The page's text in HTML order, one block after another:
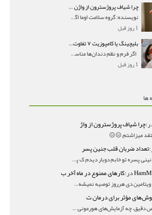
چرا شیاف پروژسترون از واژن بیرون می‌ریزد؟ میزان جذب و زمان صحیح مصرف
نویسنده: گروه سلامت اوما اگر بعد از گذاشتن شیاف پر
1 روز قبل
بلیچینگ یا کامپوزیت ۷ تفاوت مهم برای انتخاب درست
اگر فرم و نظم دندان‌ها مناسب است و مشکل
1 روز قبل
ها
چرا شیاف پروژسترون از واژ
میزاشتم,,😑😐
تعداد ضربان قلب جنین پسر
مال من ۱۶۸بود و نینی پسره تو خابم دوبار دیدم ک پسره
در:کارهای ممنوع در ماه آخر ب
سلام مگه مصرف ویتامین دی هرروز توصیه نمیشه؟درمقاله میگه
مؤثر برای درمان ت
سلام برای تشخیص دقیق، چه آزمایش‌های هورمونی و چه سونوگر